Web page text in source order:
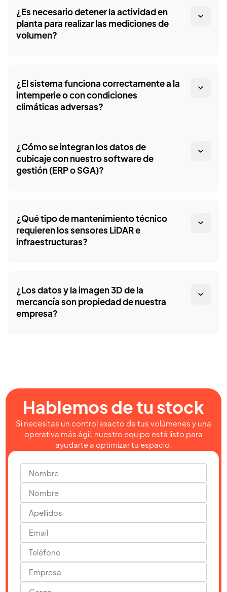
¿Es necesario detener la actividad en
planta para realizar las mediciones de
volumen?
¿El sistema funciona correctamente a la
intemperie o con condiciones
climáticas adversas?
¿Cómo se integran los datos de
cubicaje con nuestro software de
gestión (ERP o SGA)?
¿Qué tipo de mantenimiento técnico
requieren los sensores LiDAR e
infraestructuras?
¿Los datos y la imagen 3D de la
mercancía son propiedad de nuestra
empresa?
Hablemos de tu stock
Si necesitas un control exacto de tus volúmenes y una
operativa más ágil, nuestro equipo está listo para
ayudarte a optimizar tu espacio.